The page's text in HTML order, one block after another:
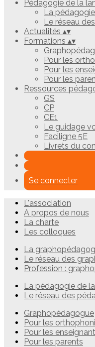
Pédagogie de la
La
Le réseau
Actualités ▴▾
Formations ▴▾
Pour les
Pour les
Pour les
Ressources
GS
CP
CE1
Le guidage
Faciligne 5E
Livrets du
Se connecter
L'association
A propos de nous
La charte
Les colloques
La
Le réseau des
Profession :
La pédagogie de
Le réseau des
Graphopédagogue
Pour les
Pour les
Pour les parents